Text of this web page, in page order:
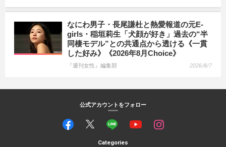
なにわ男子・長尾謙杜と熱愛報道の元E-
girls・稲垣莉生「犬顔が好き」過去の“半
同棲モデル”との共通点から透ける《一貫
した好み》《2026年8月Choice》
『週刊女性』編集部 2026/8/7
公式アカウントをフォロー
Categories